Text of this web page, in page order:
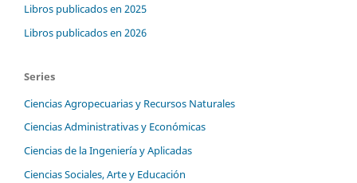
Libros publicados en 2025
Libros publicados en 2026
Series
Ciencias Agropecuarias y Recursos Naturales
Ciencias Administrativas y Económicas
Ciencias de la Ingeniería y Aplicadas
Ciencias Sociales, Arte y Educación